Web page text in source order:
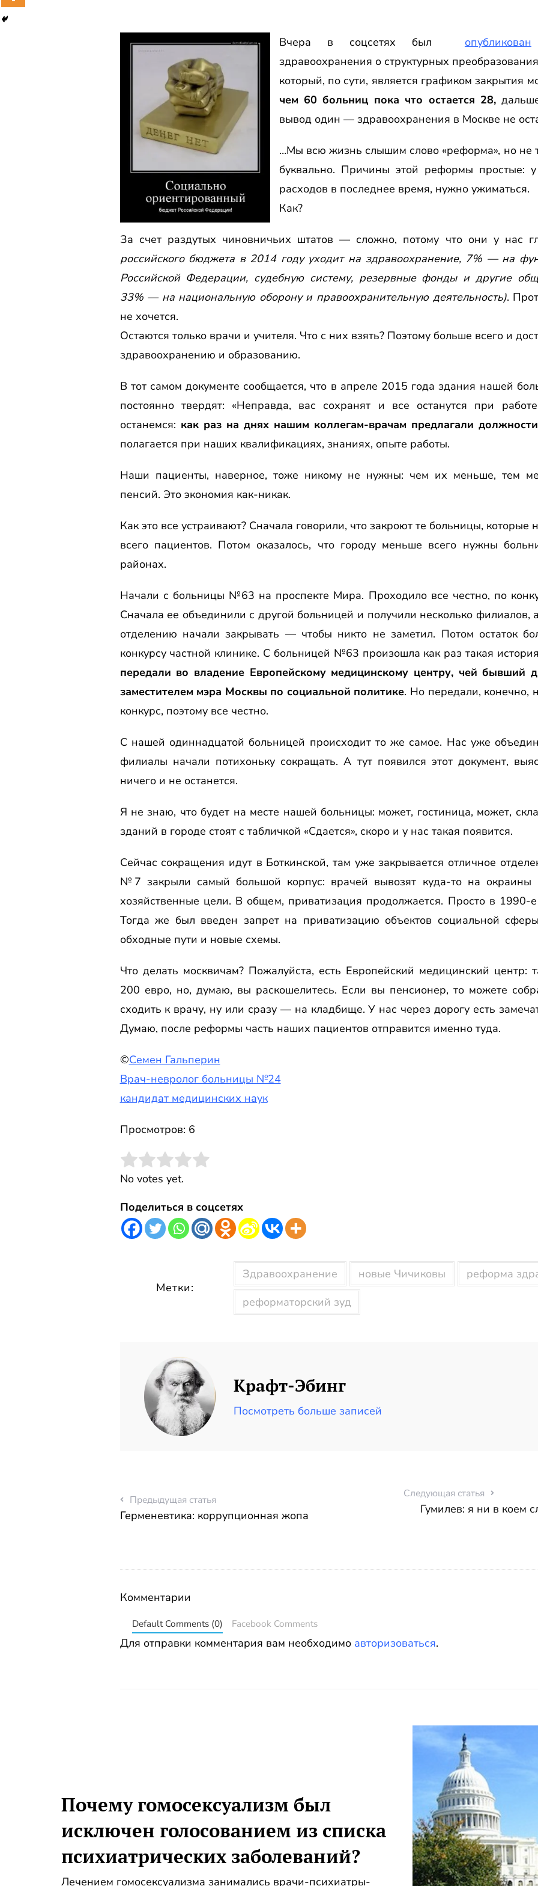
Вчера в соцсетях был опубликован
здравоохранения о структурных
который, по сути, является графиком закрытия
чем 60 больниц пока что остается 28,
вывод один — здравоохранения в Москве не
…Мы всю жизнь слышим слово «реформа», но не
буквально. Причины этой реформы простые:
расходов в последнее время, нужно ужиматься.
Как?
За счет раздутых чиновничьих штатов — сложно, потому что они у нас
российского бюджета в 2014 году уходит на здравоохранение, 7% — на
Российской Федерации, судебную систему, резервные фонды и другие
33% — на национальную оборону и правоохранительную деятельность).
не хочется.
Остаются только врачи и учителя. Что с них взять? Поэтому больше всего и
здравоохранению и образованию.
В тот самом документе сообщается, что в апреле 2015 года здания нашей
постоянно твердят: «Неправда, вас сохранят и все останутся при
останемся: как раз на днях нашим коллегам-врачам предлагали
полагается при наших квалификациях, знаниях, опыте работы.
Наши пациенты, наверное, тоже никому не нужны: чем их меньше, тем
пенсий. Это экономия как-никак.
Как это все устраивают? Сначала говорили, что закроют те больницы,
всего пациентов. Потом оказалось, что городу меньше всего нужны
районах.
Начали с больницы №63 на проспекте Мира. Проходило все честно, по
Сначала ее объединили с другой больницей и получили несколько филиалов,
отделению начали закрывать — чтобы никто не заметил. Потом остаток
конкурсу частной клинике. С больницей №63 произошла как раз такая
передали во владение Европейскому медицинскому центру, чей бывший
заместителем мэра Москвы по социальной политике. Но передали, конечно,
конкурс, поэтому все честно.
С нашей одиннадцатой больницей происходит то же самое. Нас уже
филиалы начали потихоньку сокращать. А тут появился этот документ,
ничего и не останется.
Я не знаю, что будет на месте нашей больницы: может, гостиница, может,
зданий в городе стоят с табличкой «Сдается», скоро и у нас такая появится.
Сейчас сокращения идут в Боткинской, там уже закрывается отличное
№7 закрыли самый большой корпус: врачей вывозят куда-то на окраины
хозяйственные цели. В общем, приватизация продолжается. Просто в 1990-
Тогда же был введен запрет на приватизацию объектов социальной
обходные пути и новые схемы.
Что делать москвичам? Пожалуйста, есть Европейский медицинский центр:
200 евро, но, думаю, вы раскошелитесь. Если вы пенсионер, то можете
сходить к врачу, ну или сразу — на кладбище. У нас через дорогу есть
Думаю, после реформы часть наших пациентов отправится именно туда.
©Семен Гальперин
Врач-невролог больницы №24
кандидат медицинских наук
Просмотров: 6
Rate this item:
Submit Rating
No votes yet.
Поделиться в соцсетях
Метки:
Здравоохранение новые Чичиковы
реформа
реформаторский зуд
Крафт-Эбинг
Посмотреть больше записей
Предыдущая статья
Герменевтика: коррупционная жопа
Следующая статья
Гумилев: я ни в коем
Комментарии
Default Comments (0) Facebook Comments
Для отправки комментария вам необходимо авторизоваться.
Почему гомосексуализм был
исключен голосованием из списка
психиатрических заболеваний?
Лечением гомосексуализма занимались врачи-психиатры-